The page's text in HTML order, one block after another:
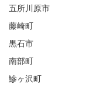
五所川原市
藤崎町
黒石市
南部町
鰺ヶ沢町